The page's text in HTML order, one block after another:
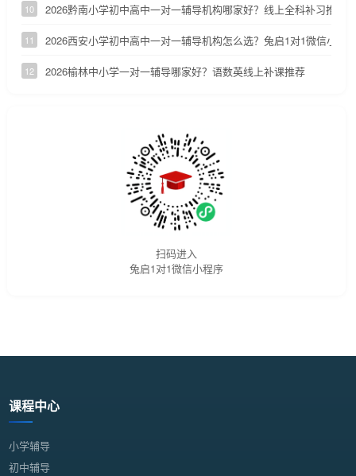
10 2026黔南小学初中高中一对一辅导机构哪家好？线上全科补习推荐
11 2026西安小学初中高中一对一辅导机构怎么选？兔启1对1微信小程
12 2026榆林中小学一对一辅导哪家好？语数英线上补课推荐
扫码进入
兔启1对1微信小程序
课程中心
小学辅导
初中辅导